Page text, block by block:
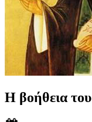
Η βοήθεια